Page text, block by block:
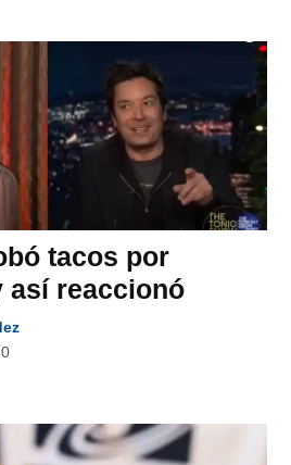
tacos por
así reaccionó